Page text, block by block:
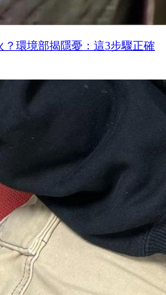
環境部揭隱憂：這3步驟正確